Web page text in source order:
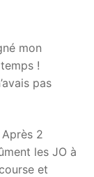
mon
!
pas
2
les JO à
et